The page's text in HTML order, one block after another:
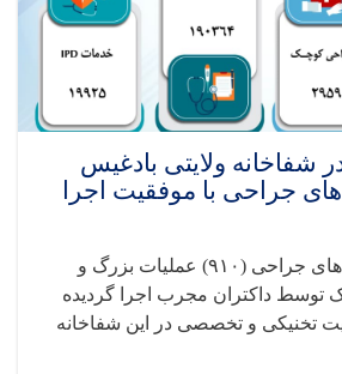
شفاخانه ولایتی بادغیس
های جراحی با موفقیت اجرا
های جراحی‌ (۹۱۰)
عملیات بزرگ و
توسط داکتران مجرب اجرا گردیده
تخنیکی و تخصصی در این شفاخانه